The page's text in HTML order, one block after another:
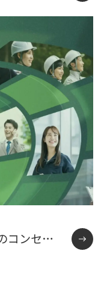
な仕事の美
コンセプ